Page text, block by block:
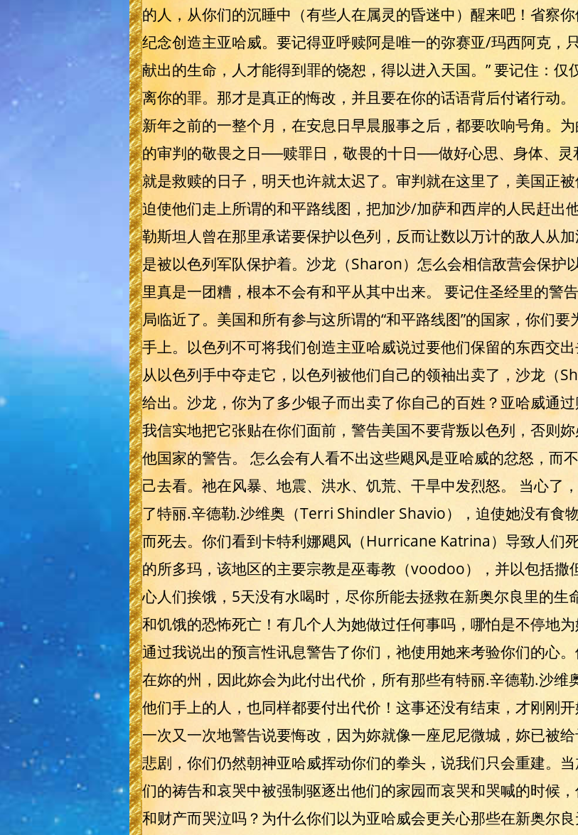
的人，从你们的沉睡中（有些人在属灵的昏迷中）醒来吧！省察
纪念创造主亚哈威。要记得亚呼赎阿是唯一的弥赛亚/玛西阿克，
献出的生命，人才能得到罪的饶恕，得以进入天国。” 要记住：
离你的罪。那才是真正的悔改，并且要在你的话语背后付诸行动
新年之前的一整个月，在安息日早晨服事之后，都要吹响号角。
的审判的敬畏之日──赎罪日，敬畏的十日──做好心思、身体、
就是救赎的日子，明天也许就太迟了。审判就在这里了，美国正
迫使他们走上所谓的和平路线图，把加沙/加萨和西岸的人民赶出
勒斯坦人曾在那里承诺要保护以色列，反而让数以万计的敌人从
是被以色列军队保护着。沙龙（Sharon）怎么会相信敌营会保护
里真是一团糟，根本不会有和平从其中出来。 要记住圣经里的警
局临近了。美国和所有参与这所谓的“和平路线图”的国家，你们
手上。以色列不可将我们创造主亚哈威说过要他们保留的东西交
从以色列手中夺走它，以色列被他们自己的领袖出卖了，沙龙（
给出。沙龙，你为了多少银子而出卖了你自己的百姓？亚哈威通
我信实地把它张贴在你们面前，警告美国不要背叛以色列，否则
他国家的警告。 怎么会有人看不出这些飓风是亚哈威的忿怒，而
己去看。祂在风暴、地震、洪水、饥荒、干旱中发烈怒。 当心了
了特丽.辛德勒.沙维奥（Terri Shindler Shavio），迫使她没有食
而死去。你们看到卡特利娜飓风（Hurricane Katrina）导致人们
的所多玛，该地区的主要宗教是巫毒教（voodoo），并以包括撒
心人们挨饿，5天没有水喝时，尽你所能去拯救在新奥尔良里的
和饥饿的恐怖死亡！有几个人为她做过任何事吗，哪怕是不停地
通过我说出的预言性讯息警告了你们，祂使用她来考验你们的心
在妳的州，因此妳会为此付出代价，所有那些有特丽.辛德勒.沙
他们手上的人，也同样都要付出代价！这事还没有结束，才刚刚
一次又一次地警告说要悔改，因为妳就像一座尼尼微城，妳已被
悲剧，你们仍然朝神亚哈威挥动你们的拳头，说我们只会重建。
们的祷告和哀哭中被强制驱逐出他们的家园而哀哭和哭喊的时候
和财产而哭泣吗？为什么你们以为亚哈威会更关心那些在新奥尔